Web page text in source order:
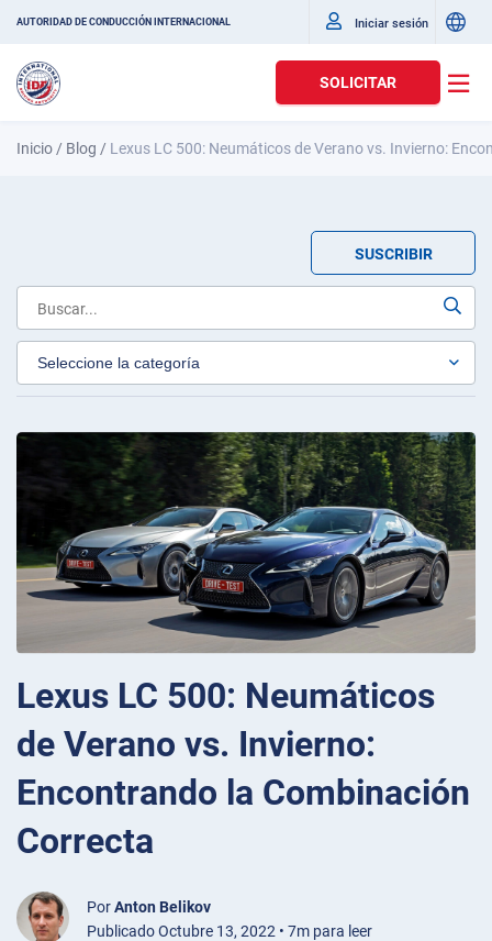
AUTORIDAD DE CONDUCCIÓN INTERNACIONAL Iniciar sesión
SOLICITAR
Inicio / Blog / Lexus LC 500: Neumáticos de Verano vs. Invierno:
SUSCRIBIR
Lexus LC 500: Neumáticos
de Verano vs. Invierno:
Encontrando la Combinación
Correcta
PorAnton Belikov
Publicado Octubre 13, 2022 • 7m para leer